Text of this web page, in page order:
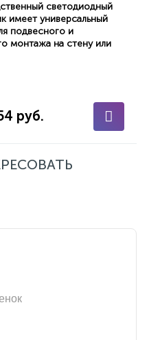
светодиодный
имеет универсальный
подвесного и
монтажа на стену или
руб.